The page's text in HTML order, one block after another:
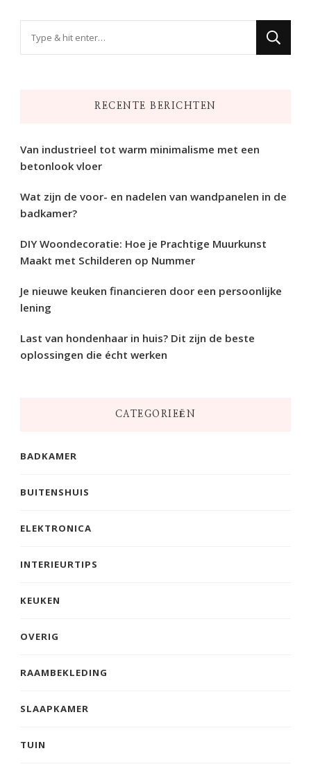
RECENTE BERICHTEN
Van industrieel tot warm minimalisme met een
betonlook vloer
Wat zijn de voor- en nadelen van wandpanelen in de
badkamer?
DIY Woondecoratie: Hoe je Prachtige Muurkunst
Maakt met Schilderen op Nummer
Je nieuwe keuken financieren door een persoonlijke
lening
Last van hondenhaar in huis? Dit zijn de beste
oplossingen die écht werken
CATEGORIEËN
BADKAMER
BUITENSHUIS
ELEKTRONICA
INTERIEURTIPS
KEUKEN
OVERIG
RAAMBEKLEDING
SLAAPKAMER
TUIN